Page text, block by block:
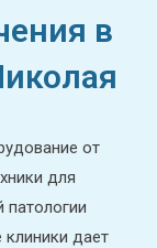
в
от
для
клиники дает